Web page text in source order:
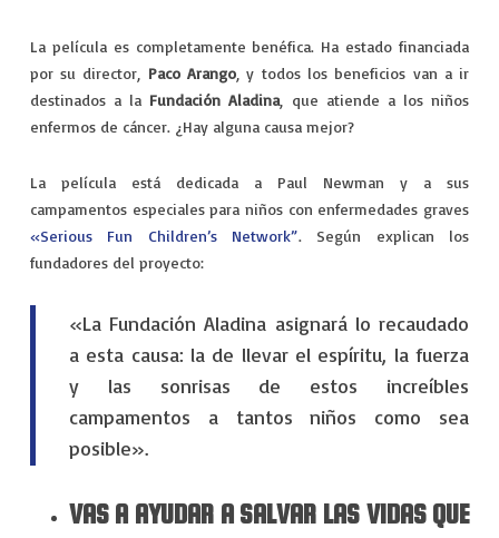
La película es completamente benéfica. Ha estado financiada
por su director, Paco Arango , y todos los beneficios van a ir
destinados a la Fundación Aladina, que atiende a los niños
enfermos de cáncer. ¿Hay alguna causa mejor?
La película está dedicada a Paul Newman y a sus
campamentos especiales para niños con enfermedades graves
«Serious Fun Children’s Network”. Según explican los
fundadores del proyecto:
«La Fundación Aladina asignará lo recaudado
a esta causa: la de llevar el espíritu, la fuerza
y las sonrisas de estos increíbles
campamentos a tantos niños como sea
posible».
VAS A AYUDAR A SALVAR LAS VIDAS QUE